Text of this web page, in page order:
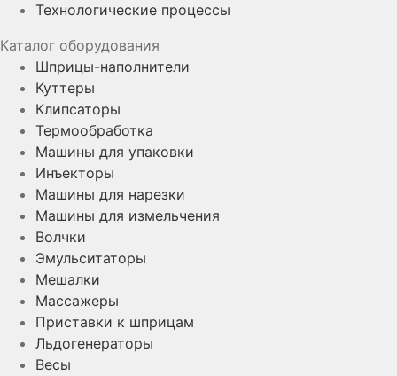
Технологические процессы
Каталог оборудования
Шприцы-наполнители
Куттеры
Клипсаторы
Термообработка
Машины для упаковки
Инъекторы
Машины для нарезки
Машины для измельчения
Волчки
Эмульситаторы
Мешалки
Массажеры
Приставки к шприцам
Льдогенераторы
Весы